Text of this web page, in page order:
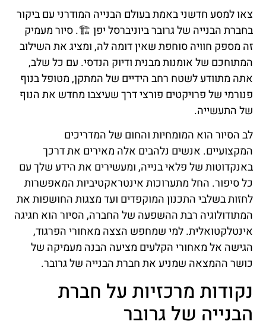
צאו למסע חדשני באמת בעולם הבנייה המודרני עם ביקור
בחברת הבנייה של גרובר ביוניברסל יפן 🏗️. סיור מעמיק
זה מספק חוויה סוחפת שאין דומה לה, ומציג את השילוב
המתוחכם של אומנות מבנית ודיוק הנדסי. עם כל שלב,
אתה מתוודע לשטח רחב הידיים של המתקן, מטופל בנוף
פנורמי של פרויקטים פורצי דרך שעיצבו מחדש את הנוף
של התעשייה.
לב הסיור הוא המומחיות והחום של המדריכים
המקצועיים. אנשים נלהבים אלה מאירים את דרכך
באנקדוטות של פלאי בנייה, ומעשירים את הידע שלך עם
כל סיפור. החל מתערוכות אינטראקטיביות המאפשרות
לחזות בשלבי התכנון המוקפדים ועד מצגות החושפות את
המתודולוגיה רבת ההשפעה של החברה, הסיור הוא חגיגה
אינטלקטואלית. למי שמחפש הצצה מאחורי הפרגוד,
הגישה אל מאחורי הקלעים מציעה הבנה מעמיקה של
כושר ההמצאה שמניע את חברת הבנייה של גרובר.
נקודות מרכזיות על חברת
הבנייה של גרובר